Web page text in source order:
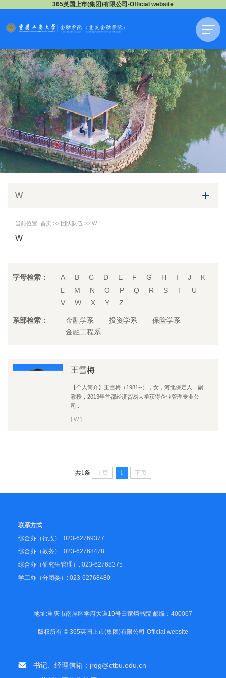
365英国上市(集团)有限公司-Official website
W
当前位置: 首页 >> 团队队伍 >> W
W
字母检索： A B C D E F G H I J
K
L
M N O P Q R S T
U
V
W X Y Z
系部检索： 金融学系 投资学系
保险学系
金融工程系
王雪梅
【个人简介】王雪梅（1981--），女，河北保定人，副
教授，2013年首都经济贸易大学获得企业管理专业公
司...
[ W ]
共1条 上页 1 下页
联系方式
综合办（行政）: 023-62769377
综合办（教务）: 023-62768478
综合办（研究生管理）: 023-62768375
学工办（分团委）: 023-62768480
地址:重庆市南岸区学府大道19号田家炳书院 邮编：400067
版权所有 © 365英国上市(集团)有限公司-Official website
书记、经理信箱：jrqg@ctbu.edu.cn